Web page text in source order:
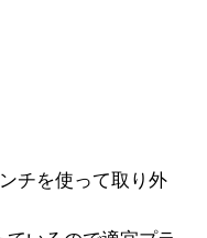
チを使って取り外